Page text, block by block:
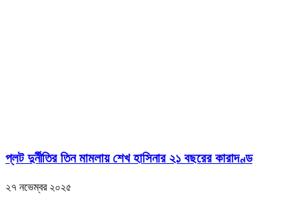
প্লট দুর্নীতির তিন মামলায় শেখ হাসিনার ২১ বছরের কারাদণ্ড
২৭ নভেম্বর ২০২৫